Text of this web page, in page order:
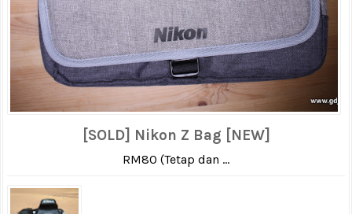
[SOLD] Nikon Z Bag [NEW]
RM80 (Tetap dan ...